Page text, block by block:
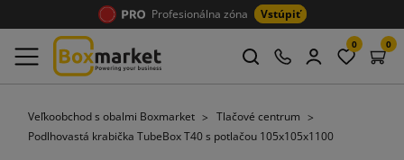
Profesionálna zóna Vstúpiť
0 0
Veľkoobchod s obalmi Boxmarket
Tlačové centrum
Podlhovastá krabička TubeBox T40 s potlačou 105x105x1100